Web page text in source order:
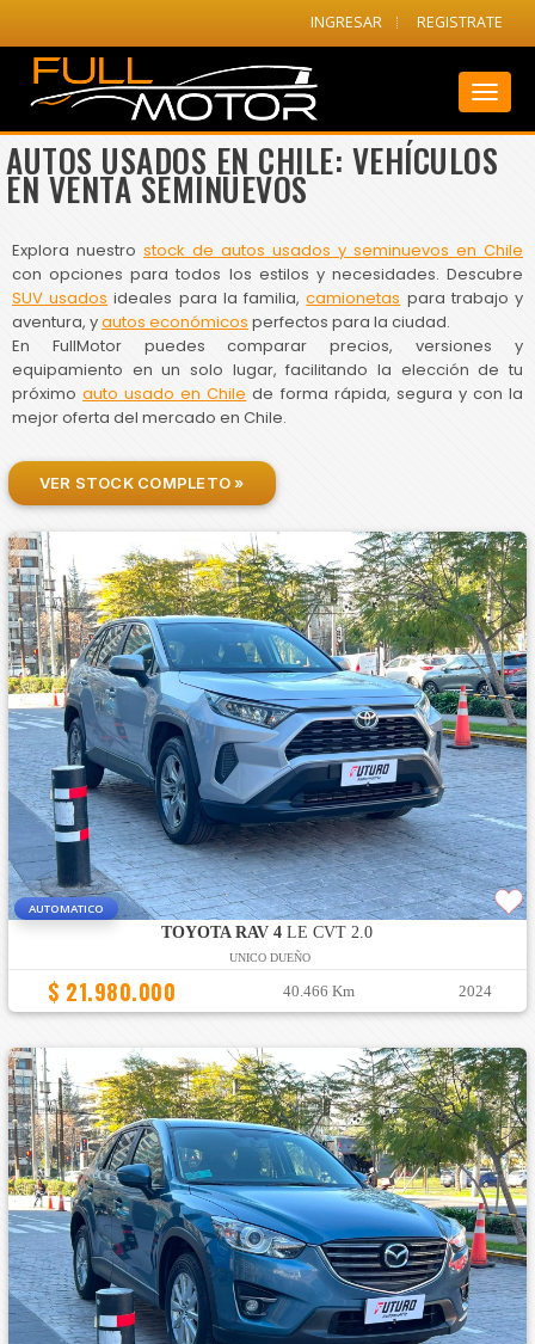
INGRESAR REGISTRATE
AUTOS USADOS EN CHILE: VEHÍCULOS
EN VENTA SEMINUEVOS
Explora nuestro stock de autos usados y seminuevos en Chile
con opciones para todos los estilos y necesidades. Descubre
SUV usados ideales para la familia,camionetas para trabajo y
aventura, yautos económicos perfectos para la ciudad.
En FullMotor puedes comparar precios, versiones y
equipamiento en un solo lugar, facilitando la elección de tu
próximoauto usado en Chile de forma rápida, segura y con la
mejor oferta del mercado en Chile.
VER STOCK COMPLETO »
AUTOMATICO
TOYOTA RAV 4 LE CVT 2.0
UNICO DUEÑO
$ 21.980.000 40.466 Km 2024